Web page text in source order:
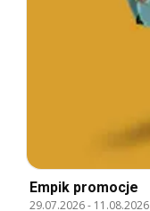
Empik promocje
29.07.2026- 11.08.2026